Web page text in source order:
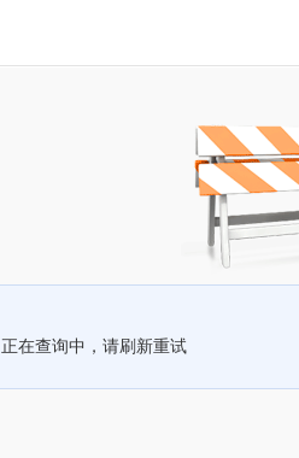
正在查询中，请刷新重试